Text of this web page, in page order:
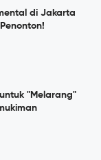
di Jakarta
"Melarang"